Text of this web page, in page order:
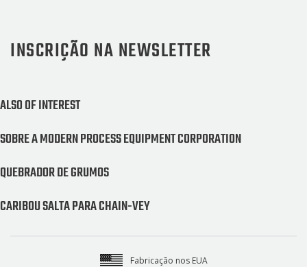
INSCRIÇÃO NA NEWSLETTER
ALSO OF INTEREST
SOBRE A MODERN PROCESS EQUIPMENT CORPORATION
QUEBRADOR DE GRUMOS
CARIBOU SALTA PARA CHAIN-VEY
Fabricação nos EUA